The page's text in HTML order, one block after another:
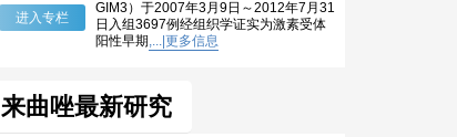
进入专栏
GIM3）于2007年3月9日～2012年7月31
日入组3697例经组织学证实为激素受体
阳性早期,...|更多信息
来曲唑最新研究